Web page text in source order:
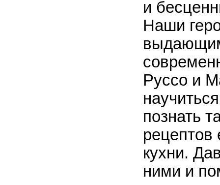
и
Наши
Руссо и
познать
рецептов
кухни.
ними и